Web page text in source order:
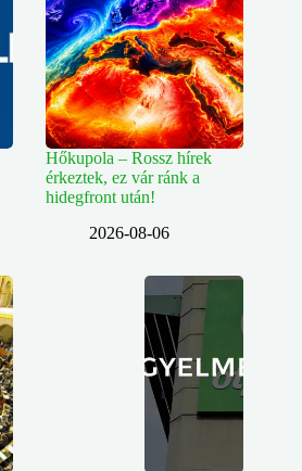
Hőkupola – Rossz hírek
érkeztek, ez vár ránk a
hidegfront után!
2026-08-06